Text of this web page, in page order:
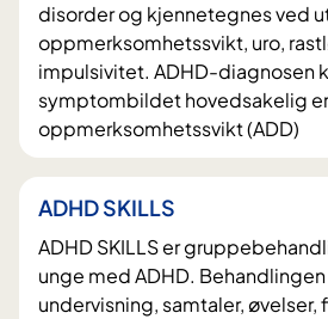
disorder og kjennetegnes ved
oppmerksomhetssvikt, uro,
impulsivitet. ADHD-diagnosen
symptombildet hovedsakelig
oppmerksomhetssvikt (ADD)
ADHD SKILLS
ADHD SKILLS er
unge med ADHD.
undervisning, samtaler, øvelser,